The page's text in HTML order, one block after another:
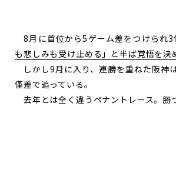
8月に首位から5ゲーム差をつけられ3
も悲しみも受け止める」と半ば覚悟を決
しかし9月に入り、連勝を重ねた阪神
僅差で追っている。
去年とは全く違うペナントレース。勝